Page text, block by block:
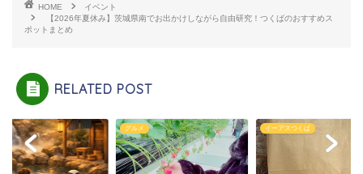
HOME
イベント
【2026年夏休み】茨城県南でお出かけしながら自由研究！つくばのおすすめス
ポットまとめ
RELATED POST
グルメ イーアスつくば